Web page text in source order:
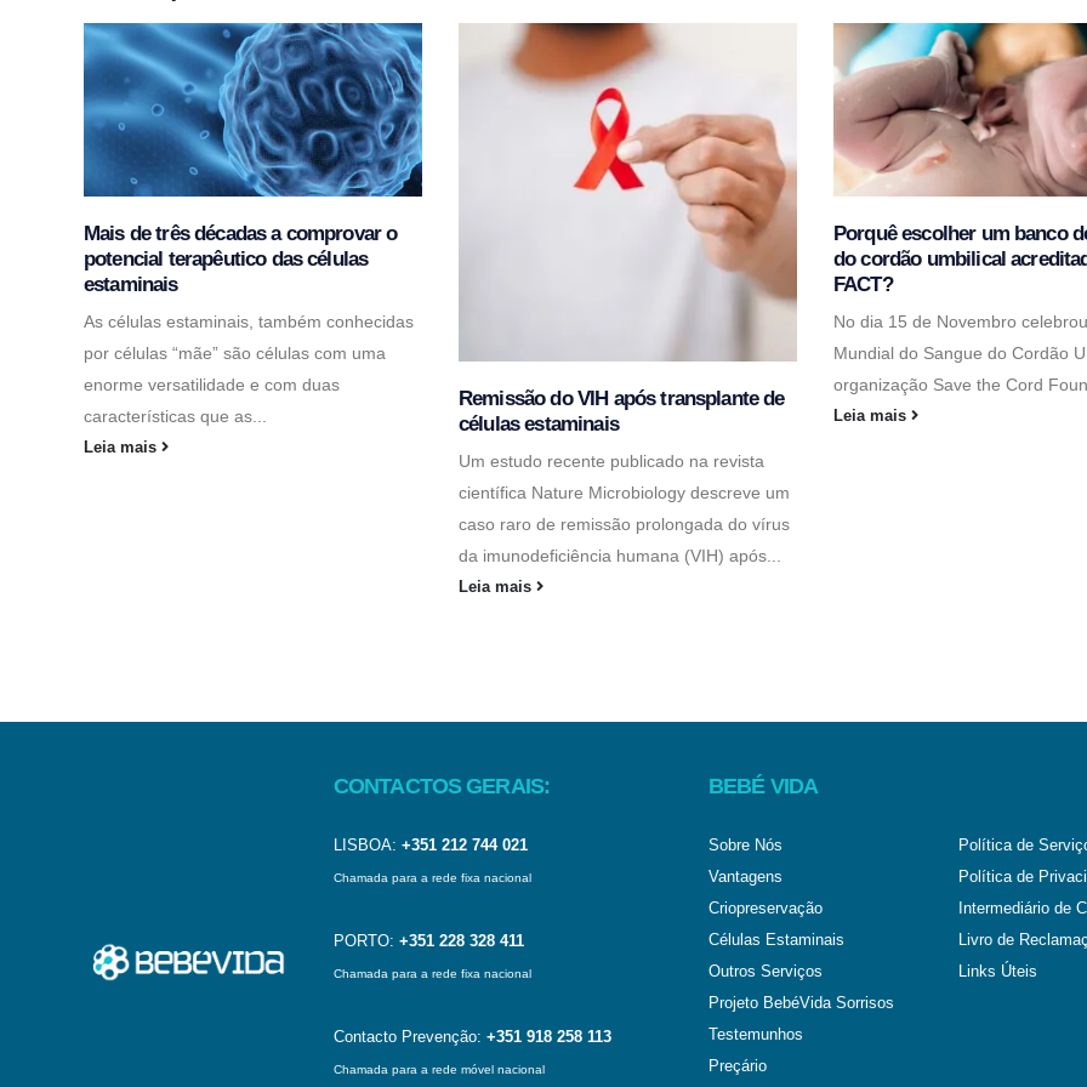
Mais de três décadas a comprovar o
potencial terapêutico das células
estaminais
As células estaminais, também conhecidas
por células “mãe” são células com uma
enorme versatilidade e com duas
características que as...
Leia mais
Remissão do VIH após transplante de
células estaminais
Um estudo recente publicado na revista
científica Nature Microbiology descreve um
caso raro de remissão prolongada do vírus
da imunodeficiência humana (VIH) após...
Leia mais
Porquê escolher um banco
do cordão umbilical
FACT?
No dia 15 de Novembro
Mundial do Sangue do Cordão
organização Save the Cord
Leia mais
CONTACTOS GERAIS:
LISBOA: +351 212 744 021
Chamada para a rede fixa nacional
PORTO: +351 228 328 411
Chamada para a rede fixa nacional
Contacto Prevenção: +351 918 258 113
Chamada para a rede móvel nacional
BEBÉ VIDA
Sobre Nós
Vantagens
Criopreservação
Células Estaminais
Outros Serviços
Projeto BebéVida Sorrisos
Testemunhos
Preçário
Política de
Política de
Intermediário de
Livro de
Links Úteis